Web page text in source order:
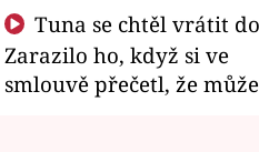
Zarazilo ho, když si ve
smlouvě přečetl, že může